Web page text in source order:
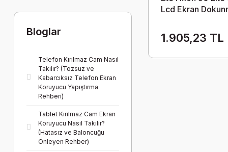
Bloglar
Telefon Kırılmaz Cam Nasıl
Takılır? (Tozsuz ve
Kabarcıksız Telefon Ekran
Koruyucu Yapıştırma
Rehberi)
Tablet Kırılmaz Cam Ekran
Koruyucu Nasıl Takılır?
(Hatasız ve Baloncuğu
Önleyen Rehber)
Lcd Ekran
1.905,23 TL